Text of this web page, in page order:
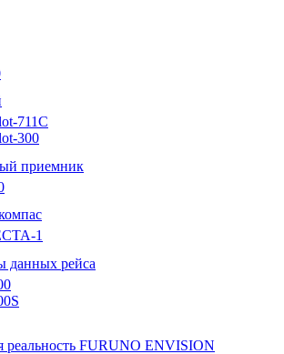
711С
300
приемник
1
данных рейса
реальность FURUNO ENVISION